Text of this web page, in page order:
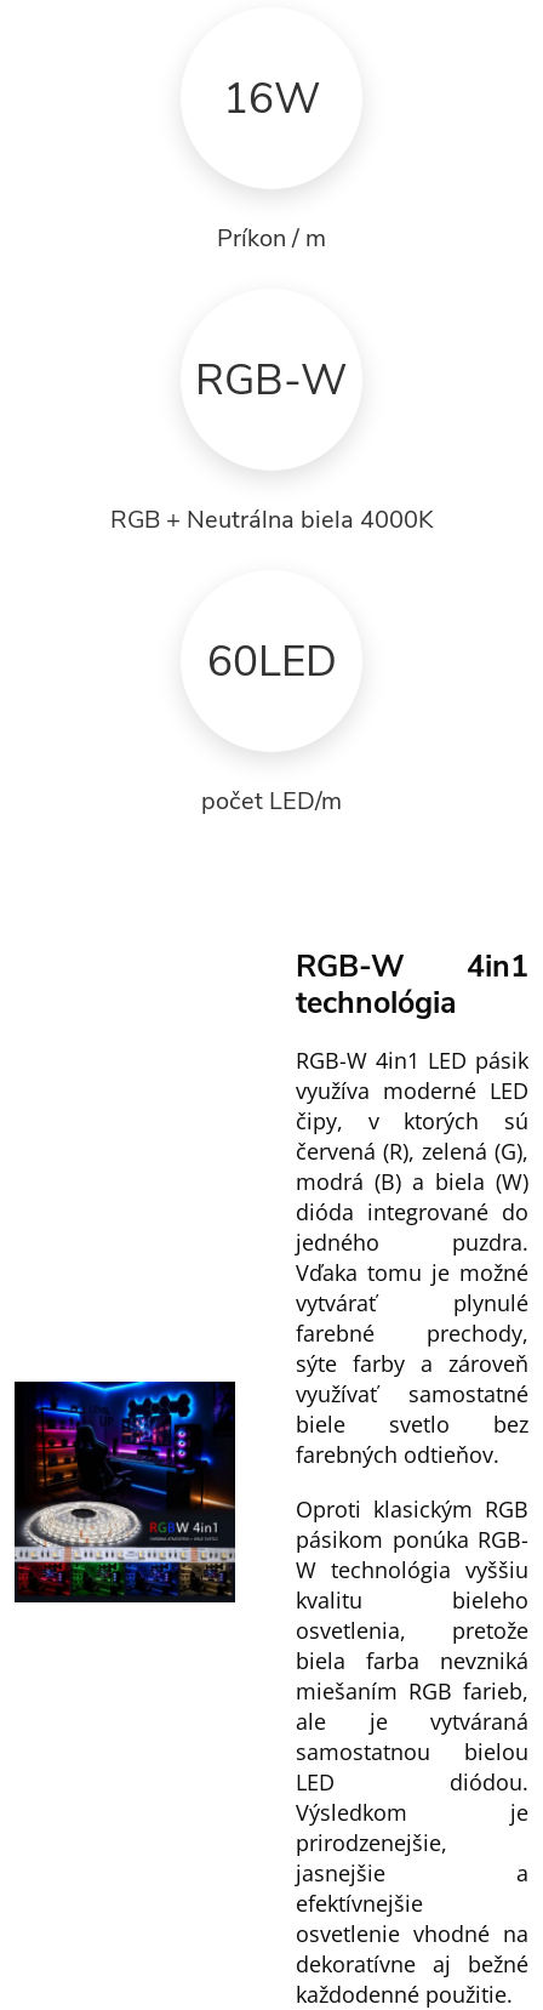
16W
Príkon / m
RGB-W
RGB + Neutrálna biela 4000K
60LED
počet LED/m
RGB-W 4in1
technológia
RGB-W 4in1 LED pásik
využíva moderné LED
čipy, v ktorých sú
červená (R), zelená (G),
modrá (B) a biela (W)
dióda integrované do
jedného puzdra.
Vďaka tomu je možné
vytvárať plynulé
farebné prechody,
sýte farby a zároveň
využívať samostatné
biele svetlo bez
farebných odtieňov.
Oproti klasickým RGB
pásikom ponúka RGB-
W technológia vyššiu
kvalitu bieleho
osvetlenia, pretože
biela farba nevzniká
miešaním RGB farieb,
ale je vytváraná
samostatnou bielou
LED diódou.
Výsledkom je
prirodzenejšie,
jasnejšie a
efektívnejšie
osvetlenie vhodné na
dekoratívne aj bežné
každodenné použitie.